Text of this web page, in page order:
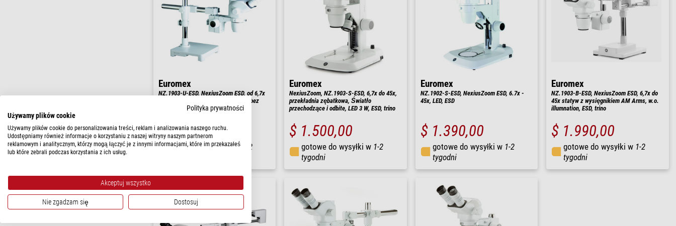
Euromex
NZ.1903-U-ESD, NexiusZoom ESD, od 6,7x
do 45x, statyw z jednym ramieniem, bez
oświetlenia, ESD, trino
$ 1.800,00
gotowe do wysyłki w
1-2
Euromex
NexiusZoom, NZ.1903-S-ESD, 6,7x do 45x,
przekładnia zębatkowa, Światło
przechodzące i odbite, LED 3 W, ESD, trino
$ 1.500,00
gotowe do wysyłki w 1-2
tygodni
Euromex
NZ.1902-S-ESD, NexiusZoom ESD, 6.7x -
45x, LED, ESD
$ 1.390,00
gotowe do wysyłki w 1-2
tygodni
Euromex
NZ.1903-B-ESD, NexiusZoom ESD, 6,7x do
45x statyw z wysięgnikiem AM Arms, w.o.
illumnation, ESD, trino
$ 1.990,00
gotowe do wysyłki w 1-2
tygodni
Polityka prywatności
Używamy plików cookie
Używamy plików cookie do personalizowania treści, reklam i analizowania naszego ruchu.
Udostępniamy również informacje o korzystaniu z naszej witryny naszym partnerom
reklamowym i analitycznym, którzy mogą łączyć je z innymi informacjami, które im przekazałeś
lub które zebrali podczas korzystania z ich usług.
Akceptuj wszystko
Nie zgadzam się Dostosuj